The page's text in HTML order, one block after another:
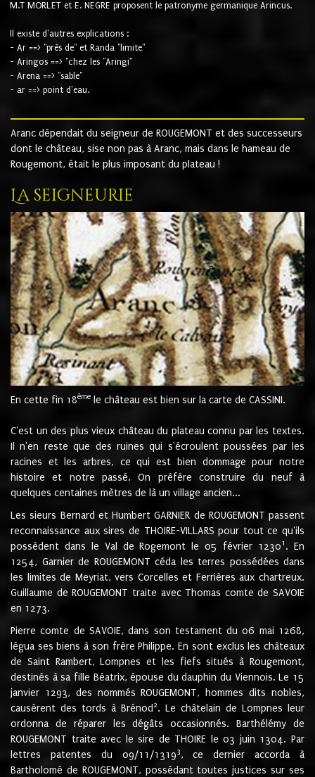
M.T MORLET et E. NEGRE proposent le patronyme germanique Arincus.
Il existe d'autres explications :
- Ar ==> "près de" et Randa "limite"
- Aringos ==> "chez les "Aringi"
- Arena ==> "sable"
- ar ==> point d'eau.
Aranc dépendait du seigneur de ROUGEMONT et des successeurs
dont le château, sise non pas à Aranc, mais dans le hameau de
Rougemont, était le plus imposant du plateau !
La seigneurie
En cette fin 18ème le château est bien sur la carte de CASSINI.
C'est un des plus vieux château du plateau connu par les textes.
Il n'en reste que des ruines qui s'écroulent poussées par les
racines et les arbres, ce qui est bien dommage pour notre
histoire et notre passé. On préfère construire du neuf à
quelques centaines mètres de là un village ancien...
Les sieurs Bernard et Humbert GARNIER de ROUGEMONT passent
reconnaissance aux sires de THOIRE-VILLARS pour tout ce qu'ils
possèdent dans le Val de Rogemont le 05 février 12301 . En
1254, Garnier de ROUGEMONT céda les terres possédées dans
les limites de Meyriat, vers Corcelles et Ferrières aux chartreux.
Guillaume de ROUGEMONT traite avec Thomas comte de SAVOIE
en 1273.
Pierre comte de SAVOIE, dans son testament du 06 mai 1268,
légua ses biens à son frère Philippe. En sont exclus les châteaux
de Saint Rambert, Lompnes et les fiefs situés à Rougemont,
destinés à sa fille Béatrix, épouse du dauphin du Viennois. Le 15
janvier 1293, des nommés ROUGEMONT, hommes dits nobles,
causèrent des tords à Brénod 2. Le châtelain de Lompnes leur
ordonna de réparer les dégâts occasionnés. Barthélémy de
ROUGEMONT traite avec le sire de THOIRE le 03 juin 1304. Par
lettres patentes du 09/11/13193, ce dernier accorda à
Bartholomé de ROUGEMONT, possédant toutes justices sur ses